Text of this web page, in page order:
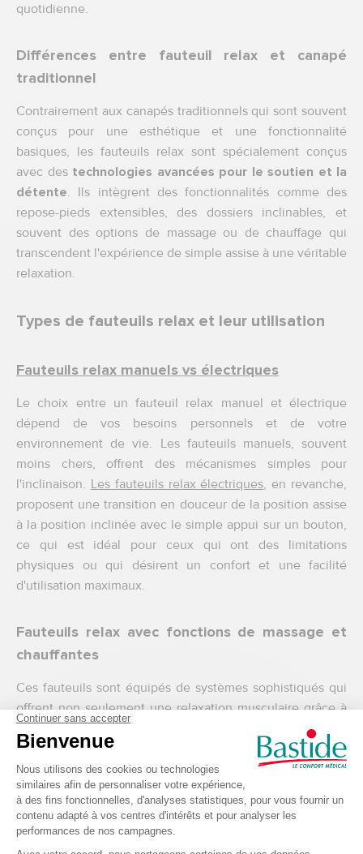
quotidienne.
Différences entre fauteuil relax et canapé
traditionnel
Contrairement aux canapés traditionnels qui sont souvent
conçus pour une esthétique et une fonctionnalité
basiques, les fauteuils relax sont spécialement conçus
avec des technologies avancées pour le soutien et la
détente. Ils intègrent des fonctionnalités comme des
repose-pieds extensibles, des dossiers inclinables, et
souvent des options de massage ou de chauffage qui
transcendent l'expérience de simple assise à une véritable
relaxation.
Types de fauteuils relax et leur utilisation
Fauteuils relax manuels vs électriques
Le choix entre un fauteuil relax manuel et électrique
dépend de vos besoins personnels et de votre
environnement de vie. Les fauteuils manuels, souvent
moins chers, offrent des mécanismes simples pour
l'inclinaison. Les fauteuils relax électriques, en revanche,
proposent une transition en douceur de la position assise
à la position inclinée avec le simple appui sur un bouton,
ce qui est idéal pour ceux qui ont des limitations
physiques ou qui désirent un confort et une facilité
d'utilisation maximaux.
Fauteuils relax avec fonctions de massage et
chauffantes
Ces fauteuils sont équipés de systèmes sophistiqués qui
offrent non seulement une relaxation musculaire grâce à
des massages, mais aussi un confort accru par la chaleur.
Parfait pour les journées froides ou pour ceux qui
souffrent de douleurs chroniques, ces fauteuils
augmentent la relaxation physique et mentale,
transformant chaque coin de votre maison en un
sanctuaire personnel de bien-être.